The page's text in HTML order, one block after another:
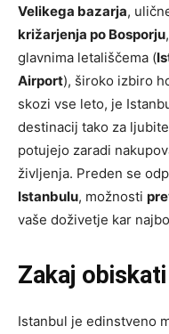
Velikega bazarja,
križarjenja po Bosporju
glavnima letališčema (
Airport), široko izbiro
skozi vse leto, je
destinacij tako za
potujejo zaradi
življenja. Preden se
Istanbulu, možnosti
vaše doživetje kar
Zakaj
Istanbul je edinstveno